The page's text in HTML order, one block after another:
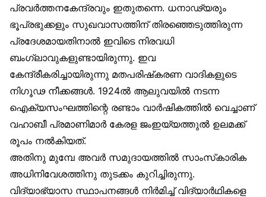
പ്രവർത്തനകേന്ദ്രവും ഇതുതന്നെ. ധനാഢ്യരും
ഭൂപ്രഭുക്കളും സുഖവാസത്തിന് തിരഞ്ഞെടുത്തിരുന്ന
പ്രദേശമായതിനാൽ ഇവിടെ നിരവധി
ബംഗ്ലാവുകളുണ്ടായിരുന്നു. ഇവ
കേന്ദ്രീകരിച്ചായിരുന്നു മതപരിഷ്‌കരണ വാദികളുടെ
നിഗൂഢ നീക്കങ്ങൾ. 1924ൽ ആലുവയിൽ നടന്ന
ഐക്യസംഘത്തിന്റെ രണ്ടാം വാർഷികത്തിൽ വെച്ചാണ്
വഹാബീ പ്രമാണിമാർ കേരള ജംഇയ്യത്തുൽ ഉലമക്ക്
രൂപം നൽകിയത്.
അതിനു മുമ്പേ അവർ സമുദായത്തിൽ സാംസ്‌കാരിക
അധിനിവേശത്തിനു തുടക്കം കുറിച്ചിരുന്നു.
വിദ്യാഭ്യാസ സ്ഥാപനങ്ങൾ നിർമിച്ച് വിദ്യാർഥികളെ